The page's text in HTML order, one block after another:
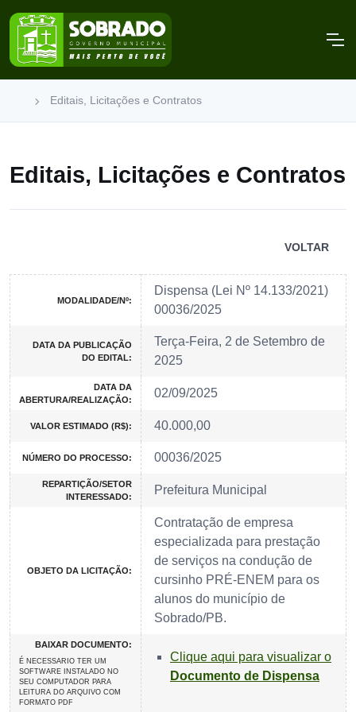
Editais, Licitações e Contratos
Editais, Licitações e Contratos
VOLTAR
MODALIDADE/Nº:
Dispensa (Lei Nº 14.133/2021)
00036/2025
DATA DA PUBLICAÇÃO
DO EDITAL:
Terça-Feira, 2 de Setembro de
2025
DATA DA
ABERTURA/REALIZAÇÃO:
02/09/2025
VALOR ESTIMADO (R$): 40.000,00
NÚMERO DO PROCESSO: 00036/2025
REPARTIÇÃO/SETOR
INTERESSADO:
Prefeitura Municipal
OBJETO DA LICITAÇÃO:
Contratação de empresa
especializada para prestação
de serviços na condução de
cursinho PRÉ-ENEM para os
alunos do município de
Sobrado/PB.
BAIXAR DOCUMENTO:
É NECESSARIO TER UM
SOFTWARE INSTALADO NO
SEU COMPUTADOR PARA
LEITURA DO ARQUIVO COM
FORMATO PDF
Clique aqui para visualizar o
Documento de Dispensa